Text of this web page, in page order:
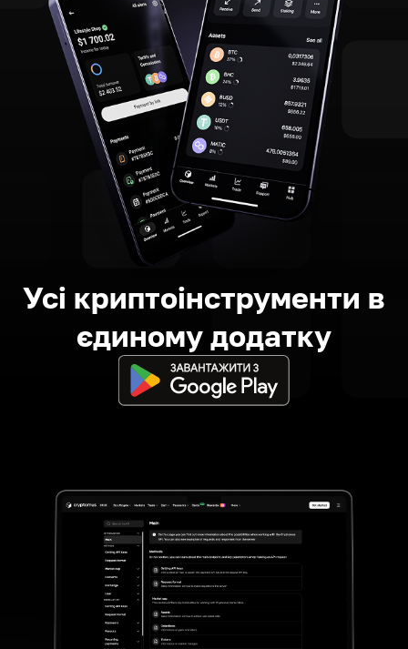
Усі криптоінструменти в
єдиному додатку